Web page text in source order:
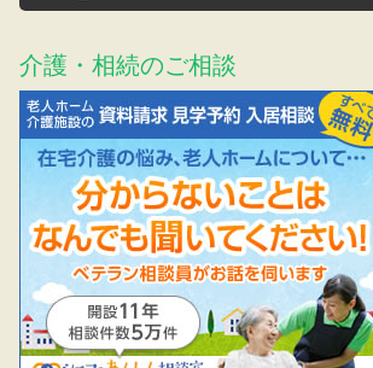
介護・相続のご相談